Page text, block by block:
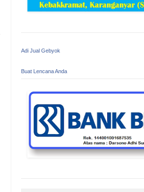
Adi Jual Gebyok
Buat Lencana Anda